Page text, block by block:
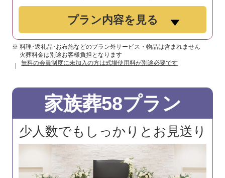
プラン内容を見る
※ 料理･返礼品･お布施などのプラン外サービス・物品は含まれません
火葬料金は別途お客様負担となります
無料の会員制度に未加入の方は式場使用料が別途必要です
家族葬58プラン
少人数でもしっかりとお見送り